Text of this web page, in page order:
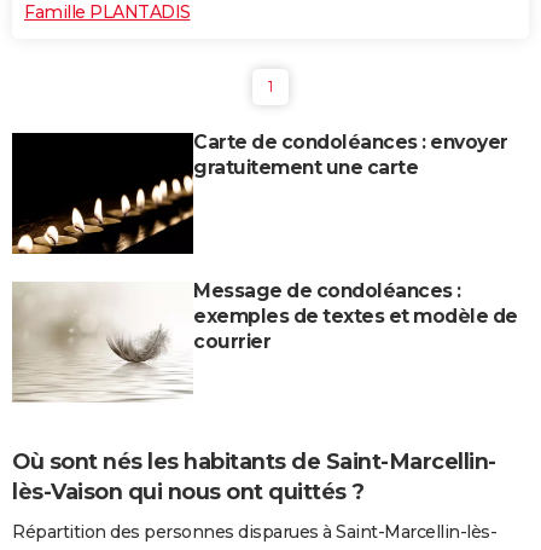
Famille PLANTADIS
1
Carte de condoléances : envoyer
gratuitement une carte
Message de condoléances :
exemples de textes et modèle de
courrier
Où sont nés les habitants de Saint-Marcellin-
lès-Vaison qui nous ont quittés ?
Répartition des personnes disparues à Saint-Marcellin-lès-